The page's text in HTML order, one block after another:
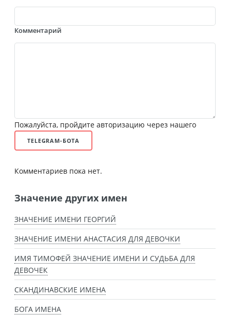
Комментарий
Пожалуйста, пройдите авторизацию через нашего
TELEGRAM-БОТА
Комментариев пока нет.
Значение других имен
ЗНАЧЕНИЕ ИМЕНИ ГЕОРГИЙ
ЗНАЧЕНИЕ ИМЕНИ АНАСТАСИЯ ДЛЯ ДЕВОЧКИ
ИМЯ ТИМОФЕЙ ЗНАЧЕНИЕ ИМЕНИ И СУДЬБА ДЛЯ
ДЕВОЧЕК
СКАНДИНАВСКИЕ ИМЕНА
БОГА ИМЕНА